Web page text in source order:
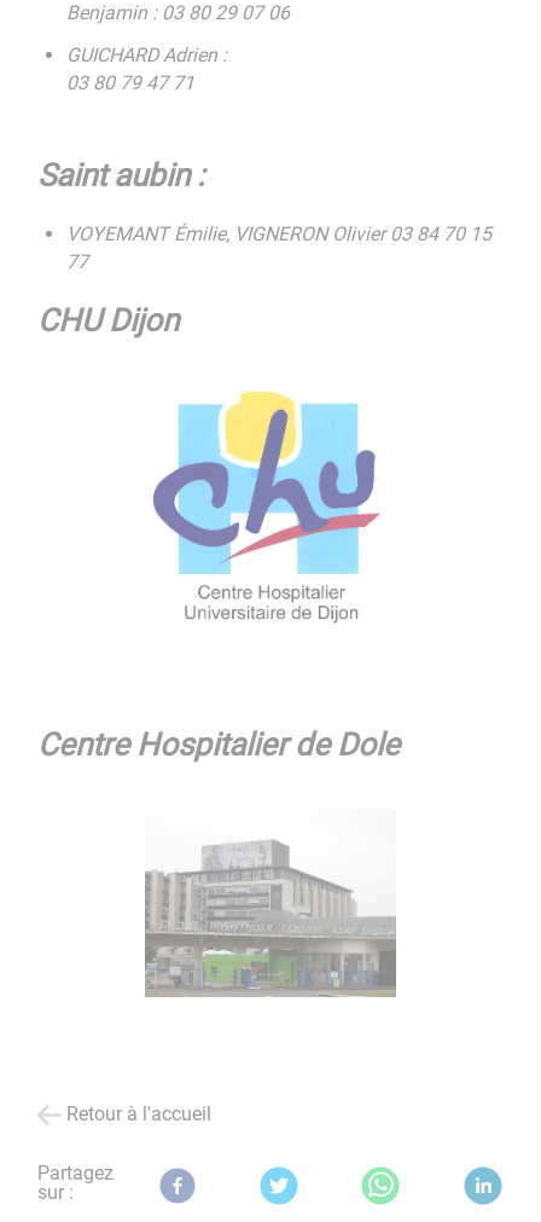
Benjamin : 03 80 29 07 06
GUICHARD Adrien :
03 80 79 47 71
Saint aubin :
VOYEMANT Émilie, VIGNERON Olivier 03 84 70 15
77
CHU Dijon
Centre Hospitalier de Dole
Retour à l'accueil
Partagez
sur :